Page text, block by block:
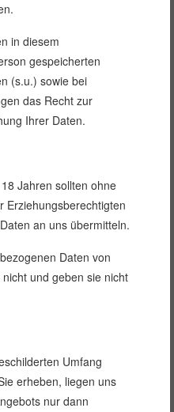
in diesem
gespeicherten
(s.u.) sowie bei
das Recht zur
Ihrer Daten.
Jahren sollten ohne
Erziehungsberechtigten
an uns übermitteln.
Daten von
und geben sie nicht
Umfang
erheben, liegen uns
nur dann